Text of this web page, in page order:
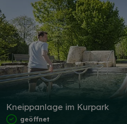
Kneippanlage im Kurpark
geöffnet